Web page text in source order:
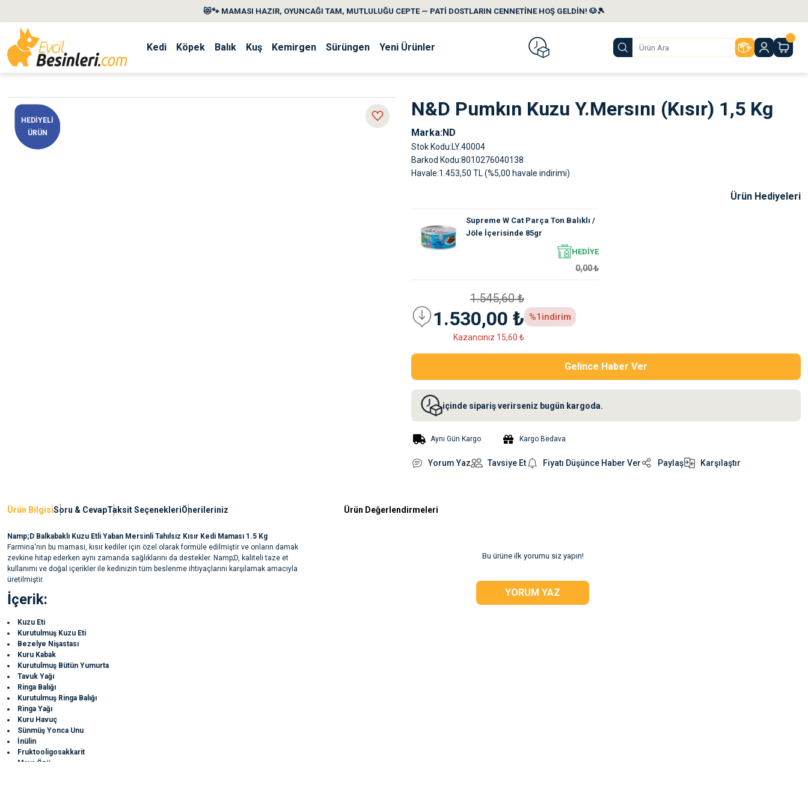
😻🐾 MAMASI HAZIR, OYUNCAĞI TAM, MUTLULUĞU CEPTE — PATİ DOSTLARIN CENNETİNE HOŞ GELDİN! 🐶🎾
Kedi Köpek Balık Kuş Kemirgen Sürüngen Yeni Ürünler
HEDİYELİ
ÜRÜN
N&D Pumkın Kuzu Y.Mersını (Kısır) 1,5 Kg
Marka ND
Stok Kodu LY.40004
Barkod Kodu 8010276040138
Havale 1.453,50 TL (%5,00 havale indirimi)
Ürün Hediyeleri
Supreme W Cat Parça Ton Balıklı /
Jöle İçerisinde 85gr
HEDİYE
0,00 ₺
1.545,60 ₺
1.530,00 ₺
Kazancınız 15,60 ₺
%1 indirim
Gelince Haber Ver
içinde sipariş verirseniz bugün kargoda.
Aynı Gün Kargo Kargo Bedava
Yorum Yaz Tavsiye Et Fiyatı Düşünce Haber Ver Paylaş Karşılaştır
Ürün BilgisiSoru & CevapTaksit SeçenekleriÖnerileriniz
Namp;D Balkabaklı Kuzu Etli Yaban Mersinli Tahılsız Kısır Kedi Maması 1.5 Kg
Farmina'nın bu mamasi, kısır kediler için özel olarak formüle edilmiştir ve onların damak
zevkine hitap ederken aynı zamanda sağlıklarını da destekler. Namp;D, kaliteli taze et
kullanımı ve doğal içerikler ile kedinizin tüm beslenme ihtiyaçlarını karşılamak amacıyla
üretilmiştir.
İçerik:
Kuzu Eti
Kurutulmuş Kuzu Eti
Bezelye Nişastası
Kuru Kabak
Kurutulmuş Bütün Yumurta
Tavuk Yağı
Ringa Balığı
Kurutulmuş Ringa Balığı
Ringa Yağı
Kuru Havuç
Sünmüş Yonca Unu
İnülin
Fruktooligosakkarit
Maya Özü
Ürün Değerlendirmeleri
Bu ürüne ilk yorumu siz yapın!
YORUM YAZ